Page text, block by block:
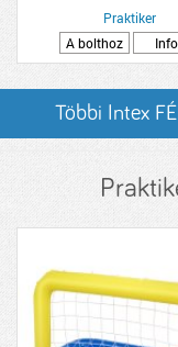
Praktiker
A bolthoz
Info
Többi Intex